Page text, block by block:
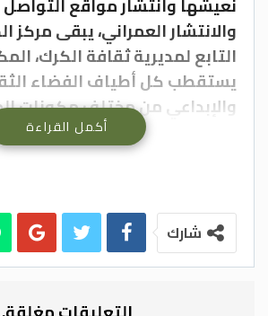
والانتشار العمراني، يبقى مركز
التابع لمديرية ثقافة الكرك،
يستقطب كل أطياف الفضاء
والإبداعي من مختلف مكونات
بدأت حكاية المكان قبل حوالي
قبل أن يستقر الآن لمديرية
صورة للبناء إلى حجم العمل
الحقيقي لتاريخ المدينة كمعلم
تقول مديرة الثقافة في محافظة
أكمل القراءة
شارك